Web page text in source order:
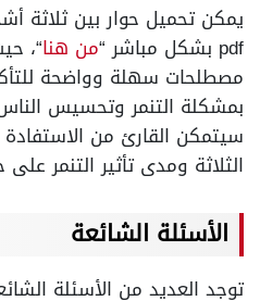
يمكن تحميل حوار بين ثلاثة
pdf بشكل مباشر “
من هنا“،
مصطلحات سهلة وواضحة
بمشكلة التنمر وتحسيس
سيتمكن القارئ من
الثلاثة ومدى تأثير التنمر
الأسئلة الشائعة
توجد العديد من الأسئلة